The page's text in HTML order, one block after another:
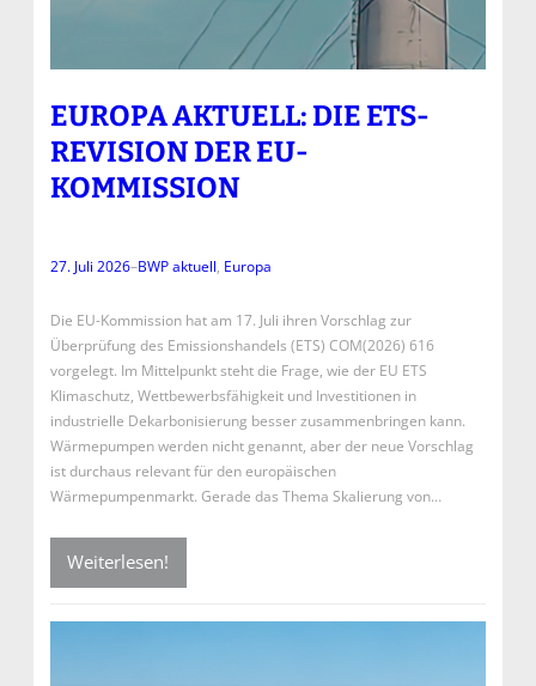
EUROPA AKTUELL: DIE ETS-
REVISION DER EU-
KOMMISSION
27. Juli 2026–BWP aktuell, Europa
Die EU-Kommission hat am 17. Juli ihren Vorschlag zur
Überprüfung des Emissionshandels (ETS) COM(2026) 616
vorgelegt. Im Mittelpunkt steht die Frage, wie der EU ETS
Klimaschutz, Wettbewerbsfähigkeit und Investitionen in
industrielle Dekarbonisierung besser zusammenbringen kann.
Wärmepumpen werden nicht genannt, aber der neue Vorschlag
ist durchaus relevant für den europäischen
Wärmepumpenmarkt. Gerade das Thema Skalierung von…
Weiterlesen!